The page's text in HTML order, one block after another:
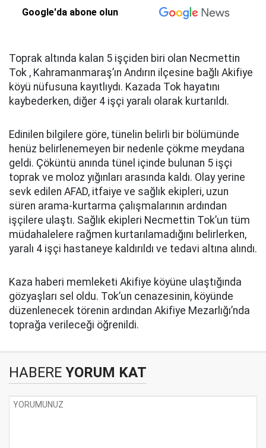
Google'da abone olun
Toprak altında kalan 5 işçiden biri olan Necmettin
Tok , Kahramanmaraş’ın Andırın ilçesine bağlı Akifiye
köyü nüfusuna kayıtlıydı. Kazada Tok hayatını
kaybederken, diğer 4 işçi yaralı olarak kurtarıldı.
Edinilen bilgilere göre, tünelin belirli bir bölümünde
henüz belirlenemeyen bir nedenle çökme meydana
geldi. Çöküntü anında tünel içinde bulunan 5 işçi
toprak ve moloz yığınları arasında kaldı. Olay yerine
sevk edilen AFAD, itfaiye ve sağlık ekipleri, uzun
süren arama-kurtarma çalışmalarının ardından
işçilere ulaştı. Sağlık ekipleri Necmettin Tok’un tüm
müdahalelere rağmen kurtarılamadığını belirlerken,
yaralı 4 işçi hastaneye kaldırıldı ve tedavi altına alındı.
Kaza haberi memleketi Akifiye köyüne ulaştığında
gözyaşları sel oldu. Tok’un cenazesinin, köyünde
düzenlenecek törenin ardından Akifiye Mezarlığı’nda
toprağa verileceği öğrenildi.
HABERE YORUM KAT